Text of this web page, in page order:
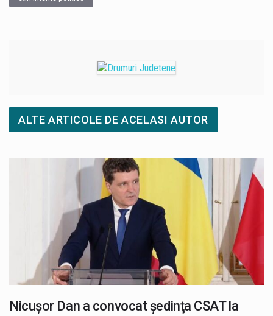
ALTE ARTICOLE DE ACELASI AUTOR
Nicuşor Dan a convocat şedinţa CSAT la